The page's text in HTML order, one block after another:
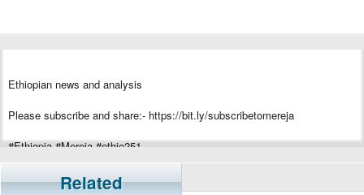
Ethiopian news and analysis
Please subscribe and share:- https://bit.ly/subscribetomereja
#Ethiopia #Mereja #ethio251
Related